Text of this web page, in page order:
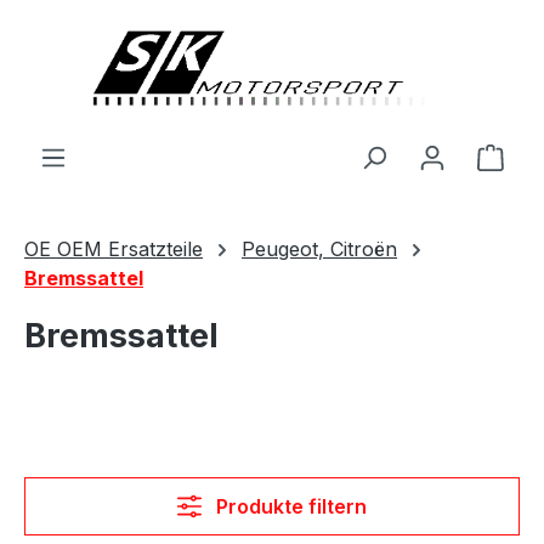
OE OEM Ersatzteile
Peugeot, Citroën
Bremssattel
Bremssattel
Produkte filtern